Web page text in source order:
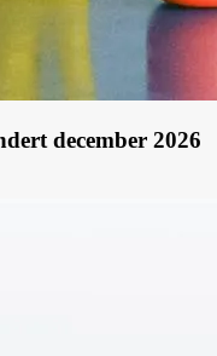
december 2026